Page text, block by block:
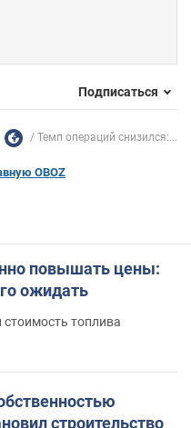
Подписаться
Темп операций снизился:...
OBOZ
повышать цены:
ожидать
топлива
строительство